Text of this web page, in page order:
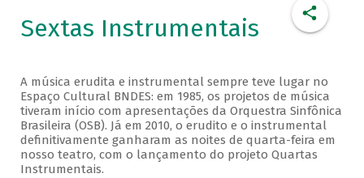
Sextas Instrumentais
A música erudita e instrumental sempre teve lugar no
Espaço Cultural BNDES: em 1985, os projetos de música
tiveram início com apresentações da Orquestra Sinfônica
Brasileira (OSB). Já em 2010, o erudito e o instrumental
definitivamente ganharam as noites de quarta-feira em
nosso teatro, com o lançamento do projeto Quartas
Instrumentais.